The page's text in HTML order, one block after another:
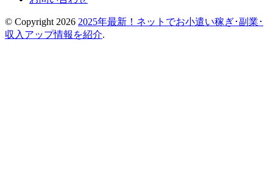
© Copyright 2026 2025年最新！ネットでお小遣い稼ぎ･副業･
収入アップ情報を紹介.